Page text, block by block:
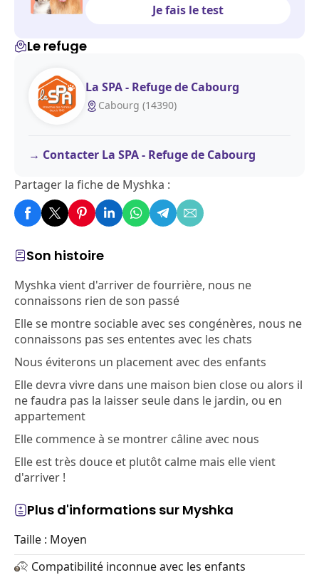
Son histoire
Myshka vient d'arriver de fourrière, nous ne
connaissons rien de son passé
Elle se montre sociable avec ses congénères, nous ne
connaissons pas ses ententes avec les chats
Nous éviterons un placement avec des enfants
Elle devra vivre dans une maison bien close ou alors il
ne faudra pas la laisser seule dans le jardin, ou en
appartement
Elle commence à se montrer câline avec nous
Elle est très douce et plutôt calme mais elle vient
d'arriver !
Plus d'informations sur Myshka
Taille : Moyen
Compatibilité inconnue avec les enfants
Je fais le test
Le refuge
La SPA - Refuge de Cabourg
Cabourg (14390)
Contacter La SPA - Refuge de Cabourg
Partager la fiche de Myshka :